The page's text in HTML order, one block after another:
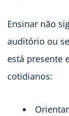
Ensinar não
auditório ou
está presente
cotidianos: